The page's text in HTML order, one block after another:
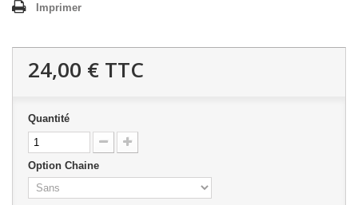
Imprimer
24,00 € TTC
Quantité
Option Chaine